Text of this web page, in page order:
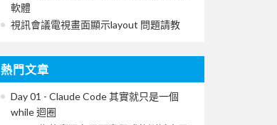
軟體
視訊會議電視畫面顯示layout 問題請教
熱門文章
Day 01 - Claude Code 其實就只是一個
while 迴圈